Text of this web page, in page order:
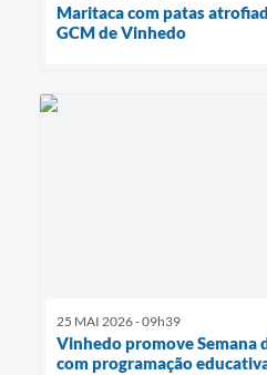
Maritaca com patas
GCM de Vinhedo
25 MAI 2026 - 09h39
Vinhedo promove Semana
com programação